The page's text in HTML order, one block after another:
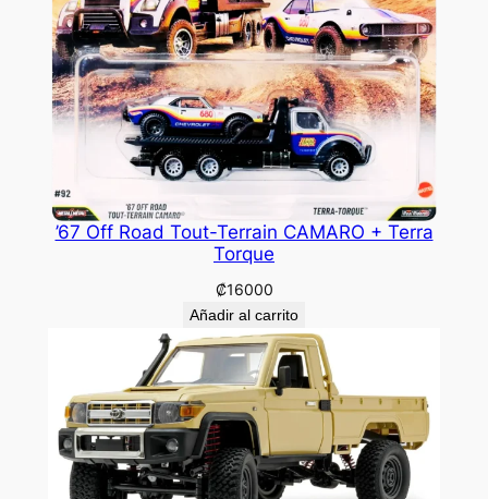
’67 Off Road Tout-Terrain CAMARO + Terra
Torque
₡16000
Añadir al carrito